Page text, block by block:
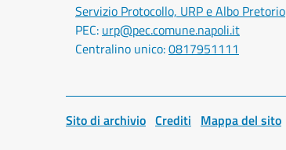
Servizio Protocollo, URP e Albo Pretorio
PEC: urp@pec.comune.napoli.it
Centralino unico:0817951111
Sito di archivio Crediti Mappa del sito